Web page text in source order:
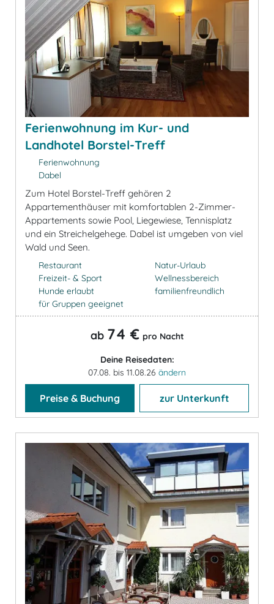
Ferienwohnung im Kur- und
Landhotel Borstel-Treff
Ferienwohnung
Dabel
Zum Hotel Borstel-Treff gehören 2
Appartementhäuser mit komfortablen 2-Zimmer-
Appartements sowie Pool, Liegewiese, Tennisplatz
und ein Streichelgehege. Dabel ist umgeben von viel
Wald und Seen.
Restaurant
Freizeit- & Sport
Hunde erlaubt
für Gruppen geeignet
Natur-Urlaub
Wellnessbereich
familienfreundlich
ab 74 € pro Nacht
Deine Reisedaten:
07.08. bis 11.08.26 ändern
Preise & Buchung zur Unterkunft